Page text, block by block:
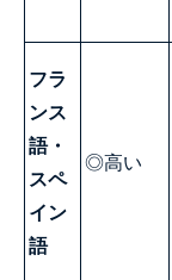
フラ
ンス
語・
スペ
イン
語
◎高い